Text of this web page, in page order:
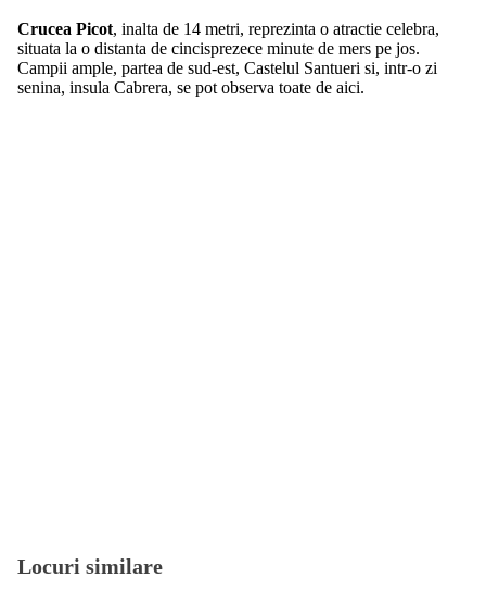
Crucea Picot, inalta de 14 metri, reprezinta o atractie celebra,
situata la o distanta de cincisprezece minute de mers pe jos.
Campii ample, partea de sud-est, Castelul Santueri si, intr-o zi
senina, insula Cabrera, se pot observa toate de aici.
Locuri similare